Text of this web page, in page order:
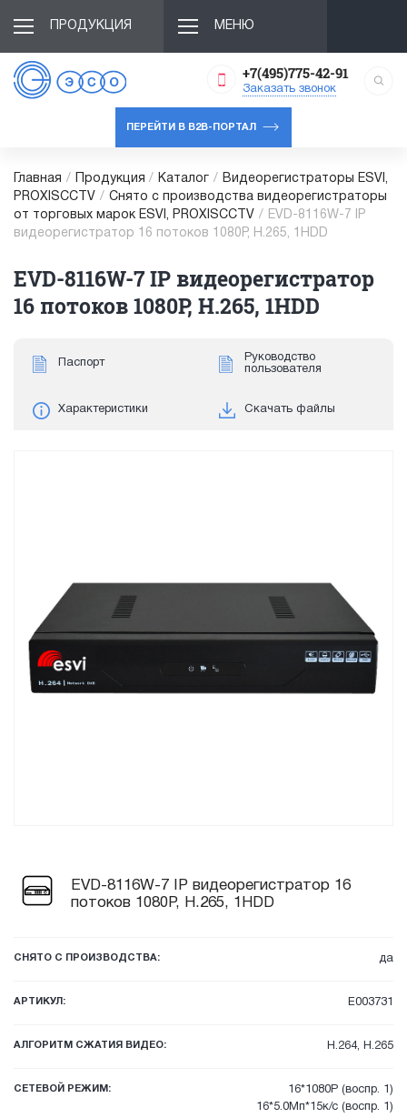
ПРОДУКЦИЯ МЕНЮ
+7(495)775-42-91
Заказать звонок
ПЕРЕЙТИ В B2B-ПОРТАЛ
Главная / Продукция / Каталог /
Видеорегистраторы ESVI,
PROXISCCTV / Снято с производства видеорегистраторы
от торговых марок ESVI, PROXISCCTV /
EVD-8116W-7 IP
видеорегистратор 16 потоков 1080P, H.265, 1HDD
EVD-8116W-7 IP видеорегистратор
16 потоков 1080P, H.265, 1HDD
Паспорт
Руководство
пользователя
Характеристики Скачать файлы
EVD-8116W-7 IP видеорегистратор 16
потоков 1080P, H.265, 1HDD
СНЯТО С ПРОИЗВОДСТВА: да
АРТИКУЛ: E003731
АЛГОРИТМ СЖАТИЯ ВИДЕО: H.264, H.265
СЕТЕВОЙ РЕЖИМ:
16*1080P (воспр. 1)
16*5.0Мп*15к/с (воспр. 1)